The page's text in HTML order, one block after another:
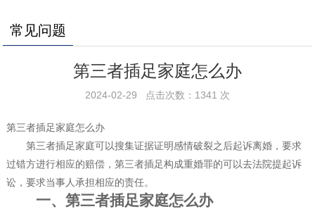
常见问题
第三者插足家庭怎么办
2024-02-29 点击次数：1341 次
第三者插足家庭怎么办
第三者插足家庭可以搜集证据证明感情破裂之后起诉离婚，要求
过错方进行相应的赔偿，第三者插足构成重婚罪的可以去法院提起诉
讼，要求当事人承担相应的责任。
一、第三者插足家庭怎么办